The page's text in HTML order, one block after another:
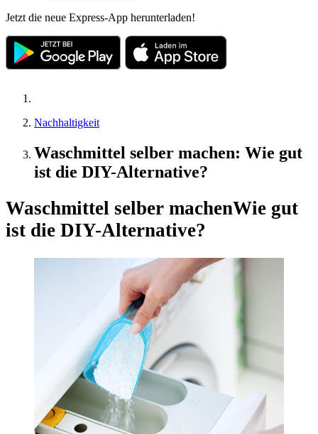
Jetzt die neue Express-App herunterladen!
Nachhaltigkeit
Waschmittel selber machen: Wie gut
ist die DIY-Alternative?
Waschmittel selber machenWie gut
ist die DIY-Alternative?